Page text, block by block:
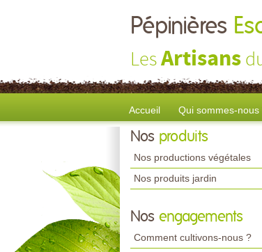
Pépinières
LesArtisans
Accueil Qui sommes-nous
Nos produits
Nos productions végétales
Nos produits jardin
Nos engagements
Comment cultivons-nous ?